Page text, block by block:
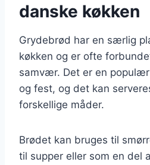
danske køkken
Grydebrød har en særlig
køkken og er ofte
samvær. Det er en
og fest, og det kan
forskellige måder.
Brødet kan bruges til
til supper eller som en del